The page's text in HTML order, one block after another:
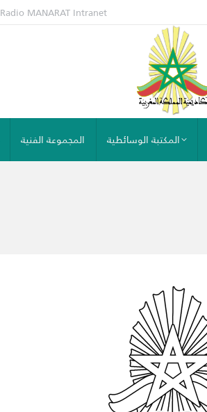
Intranet
Radio MANARAT
المكتبة الوسائطية المجموعة الفنية